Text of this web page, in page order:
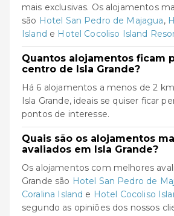
mais exclusivas. Os alojamentos
são Hotel San Pedro de Majagua,
Island e Hotel Cocoliso Island
Quantos alojamentos ficam
centro de Isla Grande?
Há 6 alojamentos a menos de 2
Isla Grande, ideais se quiser ficar
pontos de interesse.
Quais são os alojamentos
avaliados em Isla Grande?
Os alojamentos com melhores
Grande são Hotel San Pedro de
Coralina Island e Hotel Cocoliso
segundo as opiniões dos nossos